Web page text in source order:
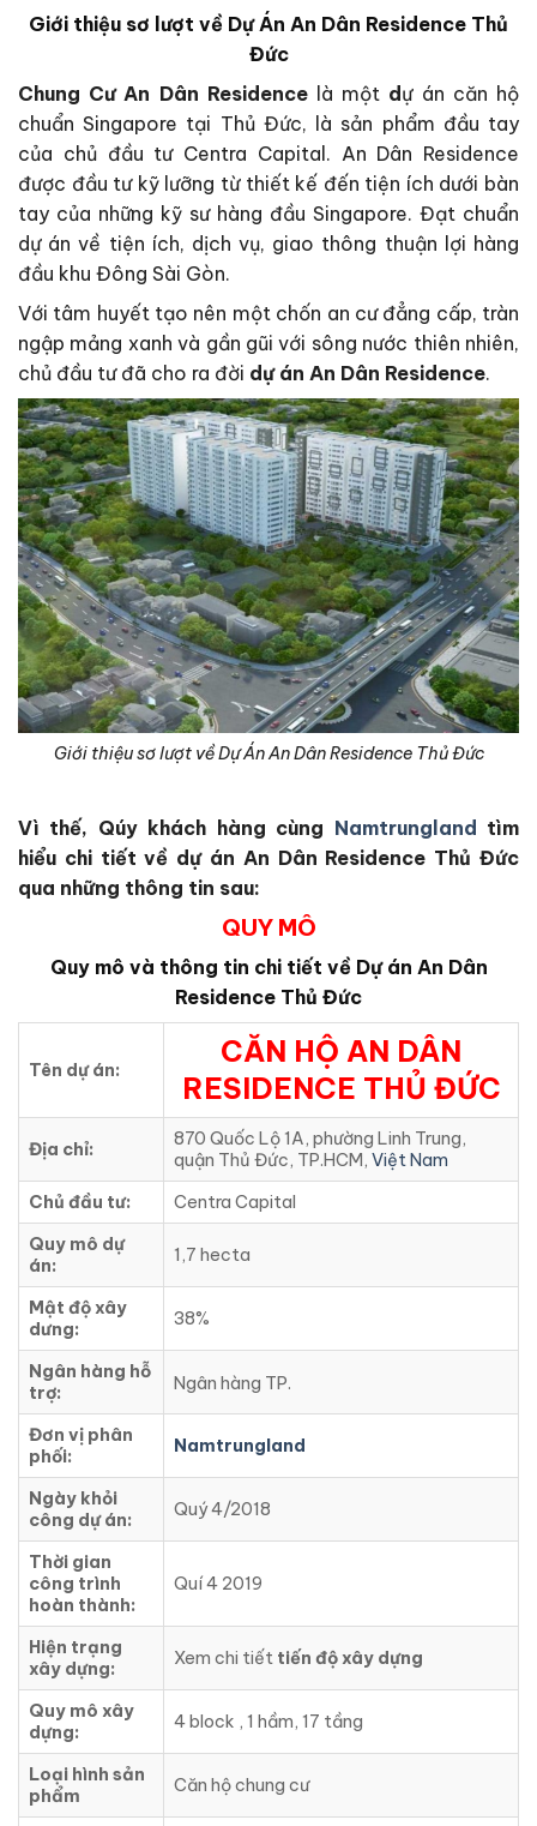
Giới thiệu sơ lượt về Dự Án An Dân Residence Thủ
Đức
Chung Cư An Dân Residencelà một dự án căn hộ
chuẩn Singapore tại Thủ Đức, là sản phẩm đầu tay
của chủ đầu tư Centra Capital. An Dân Residence
được đầu tư kỹ lưỡng từ thiết kế đến tiện ích dưới bàn
tay của những kỹ sư hàng đầu Singapore. Đạt chuẩn
dự án về tiện ích, dịch vụ, giao thông thuận lợi hàng
đầu khu Đông Sài Gòn.
Với tâm huyết tạo nên một chốn an cư đẳng cấp, tràn
ngập mảng xanh và gần gũi với sông nước thiên nhiên,
chủ đầu tư đã cho ra đời dự án An Dân Residence.
Giới thiệu sơ lượt về Dự Án An Dân Residence Thủ Đức
Vì thế, Qúy khách hàng cùng Namtrungland tìm
hiểu chi tiết về dự án An Dân Residence Thủ Đức
qua những thông tin sau:
QUY MÔ
Quy mô và thông tin chi tiết về Dự án An Dân
Residence Thủ Đức
Tên dự án:
CĂN HỘ AN DÂN
RESIDENCE THỦ ĐỨC
Địa chỉ:
870 Quốc Lộ 1A, phường Linh Trung,
quận Thủ Đức, TP.HCM, Việt Nam
Chủ đầu tư:
Centra Capital
Quy mô dự
án:
1,7 hecta
Mật độ xây
dưng:
38%
Ngân hàng hỗ
trợ:
Ngân hàng TP.
Đơn vị phân
phối:
Namtrungland
Ngày khỏi
công dự án:
Quý 4/2018
Thời gian
công trình
hoàn thành:
Quí 4 2019
Hiện trạng
xây dựng:
Xem chi tiết tiến độ xây dựng
Quy mô xây
dựng:
4 block , 1 hầm, 17 tầng
Loại hình sản
phẩm
Căn hộ chung cư